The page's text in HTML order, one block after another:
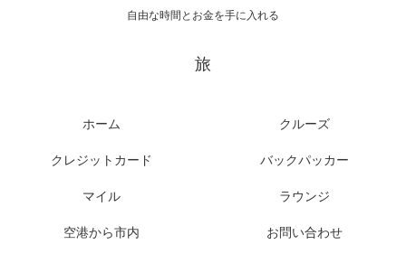
自由な時間とお金を手に入れる
旅
ホーム クルーズ
クレジットカード バックパッカー
マイル ラウンジ
空港から市内 お問い合わせ